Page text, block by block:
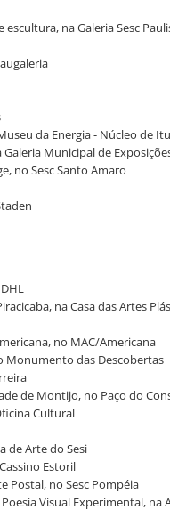
na Galeria Sesc
da Energia - Núcleo de Itu
Municipal de
no Sesc Santo Amaro
na Casa das Artes
no MAC/Americana
Monumento das Descobertas
de Montijo, no Paço do
Cultural
de Arte do Sesi
Estoril
Postal, no Sesc Pompéia
Visual Experimental,